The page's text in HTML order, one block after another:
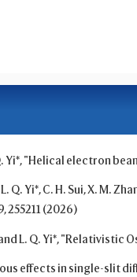
Yi*, "Helical electron
L. Q. Yi*, C. H. Sui, X.
255211 (2026)
and L. Q. Yi*, "Relativistic
effects in single-slit